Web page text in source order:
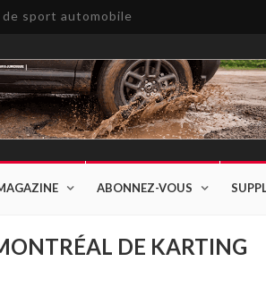
sport automobile
ABONNEZ-VOUS
DE KARTING